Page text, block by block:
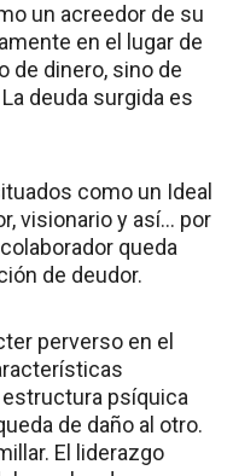
un acreedor de su
en el lugar de
de dinero, sino de
deuda surgida es
como un Ideal
visionario y así… por
queda
de deudor.
perverso en el
psíquica
de daño al otro.
El liderazgo